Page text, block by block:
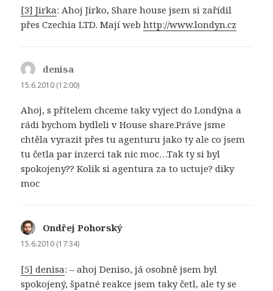
[3] Jirka: Ahoj Jirko, Share house jsem si zařídil
přes Czechia LTD. Mají webhttp://www.londyn.cz
denisa
15.6.2010 (12:00)
Ahoj, s přítelem chceme taky vyject do Londýna a
rádi bychom bydleli v House share.Práve jsme
chtěla vyrazit přes tu agenturu jako ty ale co jsem
tu četla par inzerci tak nic moc…Tak ty si byl
spokojeny?? Kolik si agentura za to uctuje? diky
moc
Ondřej Pohorský
15.6.2010 (17:34)
[5] denisa: – ahoj Deniso, já osobně jsem byl
spokojený, špatné reakce jsem taky četl, ale ty se